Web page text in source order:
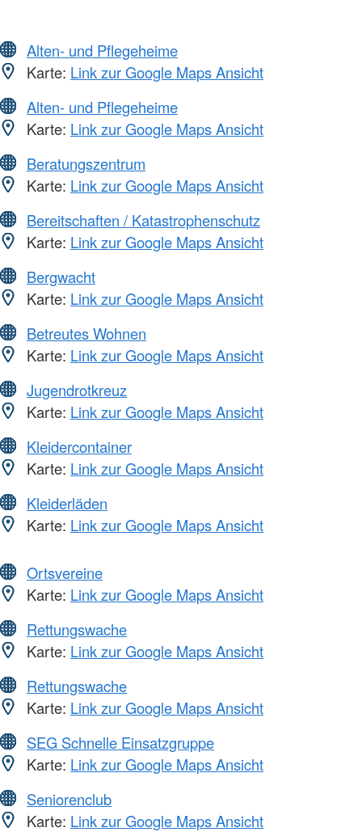
Alten- und Pflegeheime
Karte: Link zur Google Maps Ansicht
Alten- und Pflegeheime
Karte: Link zur Google Maps Ansicht
Beratungszentrum
Karte: Link zur Google Maps Ansicht
Bereitschaften / Katastrophenschutz
Karte: Link zur Google Maps Ansicht
Bergwacht
Karte: Link zur Google Maps Ansicht
Betreutes Wohnen
Karte: Link zur Google Maps Ansicht
Jugendrotkreuz
Karte: Link zur Google Maps Ansicht
Kleidercontainer
Karte: Link zur Google Maps Ansicht
Kleiderläden
Karte: Link zur Google Maps Ansicht
Ortsvereine
Karte: Link zur Google Maps Ansicht
Rettungswache
Karte: Link zur Google Maps Ansicht
Rettungswache
Karte: Link zur Google Maps Ansicht
SEG Schnelle Einsatzgruppe
Karte: Link zur Google Maps Ansicht
Seniorenclub
Karte: Link zur Google Maps Ansicht